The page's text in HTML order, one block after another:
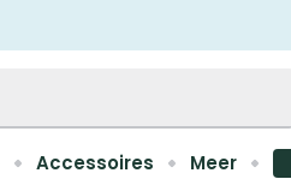
Accessoires Meer